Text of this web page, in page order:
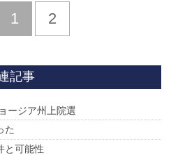
前
1 2
記事
ージア州上院選
た
と可能性